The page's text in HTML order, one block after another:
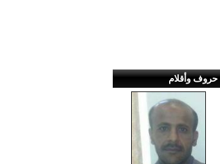
حروف وأقلام